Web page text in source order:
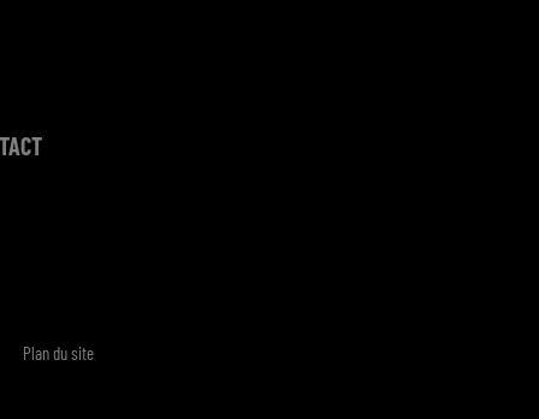
Plan du site